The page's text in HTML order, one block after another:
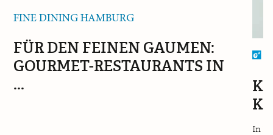
FINE DINING HAMBURG
FÜR DEN FEINEN GAUMEN:
GOURMET-RESTAURANTS IN
...
In